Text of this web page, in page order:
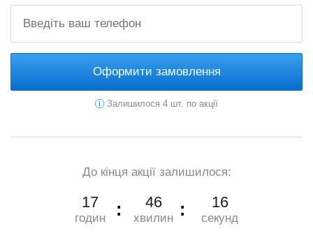
Оформити замовлення
Залишилося 4 шт. по акції
До кінця акції залишилося:
17
годин
46
хвилин
15
секунд